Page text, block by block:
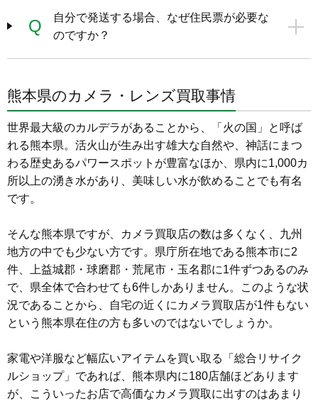
Q
自分で発送する場合、なぜ住民票が必要な
のですか？
熊本県のカメラ・レンズ買取事情
世界最大級のカルデラがあることから、「火の国」と呼ば
れる熊本県。活火山が生み出す雄大な自然や、神話にまつ
わる歴史あるパワースポットが豊富なほか、県内に1,000カ
所以上の湧き水があり、美味しい水が飲めることでも有名
です。
そんな熊本県ですが、カメラ買取店の数は多くなく、九州
地方の中でも少ない方です。県庁所在地である熊本市に2
件、上益城郡・球磨郡・荒尾市・玉名郡に1件ずつあるのみ
で、県全体で合わせても6件しかありません。このような状
況であることから、自宅の近くにカメラ買取店が1件もない
という熊本県在住の方も多いのではないでしょうか。
家電や洋服など幅広いアイテムを買い取る「総合リサイク
ルショップ」であれば、熊本県内に180店舗ほどあります
が、こういったお店で高価なカメラ買取に出すのはあまり